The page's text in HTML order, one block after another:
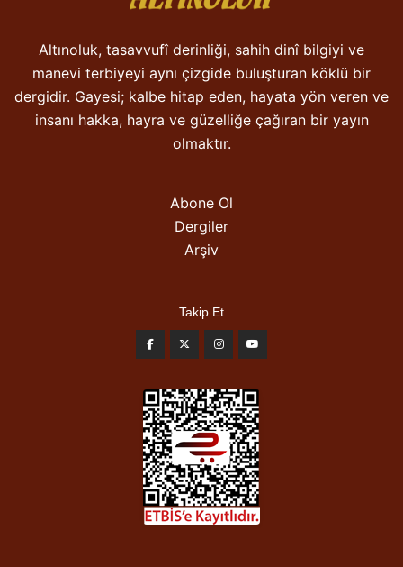
Altınoluk, tasavvufî derinliği, sahih dinî bilgiyi ve
manevi terbiyeyi aynı çizgide buluşturan köklü bir
dergidir. Gayesi; kalbe hitap eden, hayata yön veren ve
insanı hakka, hayra ve güzelliğe çağıran bir yayın
olmaktır.
Abone Ol
Dergiler
Arşiv
Takip Et